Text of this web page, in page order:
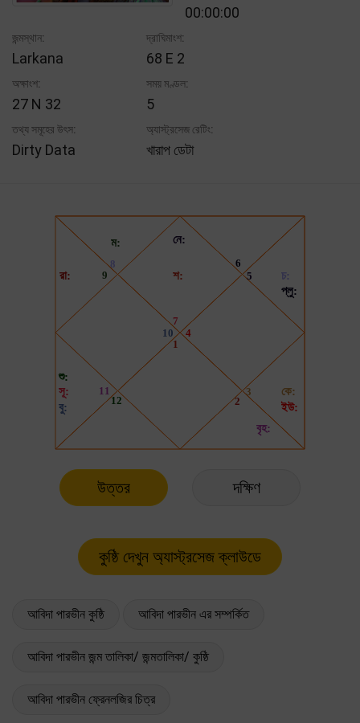
00:00:00
জন্মস্থান:
Larkana
দ্রাঘিমাংশ:
68 E 2
অক্ষাংশ:
27 N 32
সময় মণ্ডল:
5
তথ্য সমূহের উৎস:
Dirty Data
অ্যাস্ট্রসেজ রেটিং:
খারাপ ডেটা
উত্তর দক্ষিণ
আবিদা পারভীন কুষ্ঠি আবিদা পারভীন এর সম্পর্কিত
আবিদা পারভীন জন্ম তালিকা/ জন্মতালিকা/ কুষ্ঠি
আবিদা পারভীন ফ্রেনলজির চিত্র